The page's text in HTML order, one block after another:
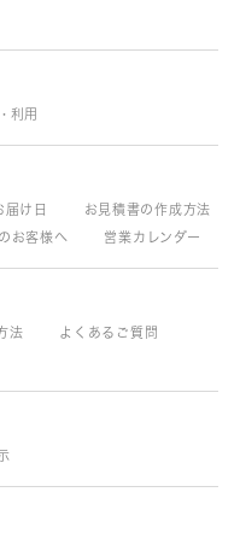
利用
届け日
お見積書の作成方法
お客様へ 営業カレンダー
法
よくあるご質問